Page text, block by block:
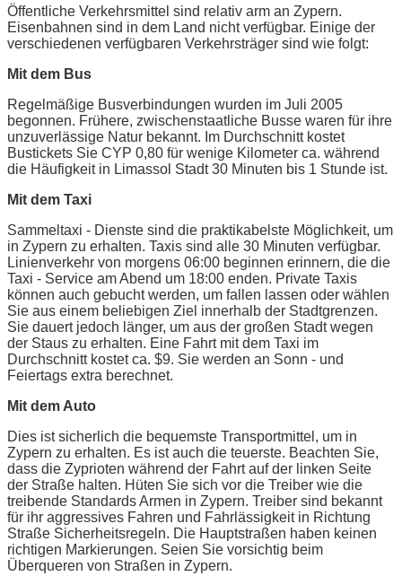
Öffentliche Verkehrsmittel sind relativ arm an Zypern.
Eisenbahnen sind in dem Land nicht verfügbar. Einige der
verschiedenen verfügbaren Verkehrsträger sind wie folgt:
Mit dem Bus
Regelmäßige Busverbindungen wurden im Juli 2005
begonnen. Frühere, zwischenstaatliche Busse waren für ihre
unzuverlässige Natur bekannt. Im Durchschnitt kostet
Bustickets Sie CYP 0,80 für wenige Kilometer ca. während
die Häufigkeit in Limassol Stadt 30 Minuten bis 1 Stunde ist.
Mit dem Taxi
Sammeltaxi - Dienste sind die praktikabelste Möglichkeit, um
in Zypern zu erhalten. Taxis sind alle 30 Minuten verfügbar.
Linienverkehr von morgens 06:00 beginnen erinnern, die die
Taxi - Service am Abend um 18:00 enden. Private Taxis
können auch gebucht werden, um fallen lassen oder wählen
Sie aus einem beliebigen Ziel innerhalb der Stadtgrenzen.
Sie dauert jedoch länger, um aus der großen Stadt wegen
der Staus zu erhalten. Eine Fahrt mit dem Taxi im
Durchschnitt kostet ca. $9. Sie werden an Sonn - und
Feiertags extra berechnet.
Mit dem Auto
Dies ist sicherlich die bequemste Transportmittel, um in
Zypern zu erhalten. Es ist auch die teuerste. Beachten Sie,
dass die Zyprioten während der Fahrt auf der linken Seite
der Straße halten. Hüten Sie sich vor die Treiber wie die
treibende Standards Armen in Zypern. Treiber sind bekannt
für ihr aggressives Fahren und Fahrlässigkeit in Richtung
Straße Sicherheitsregeln. Die Hauptstraßen haben keinen
richtigen Markierungen. Seien Sie vorsichtig beim
Überqueren von Straßen in Zypern.